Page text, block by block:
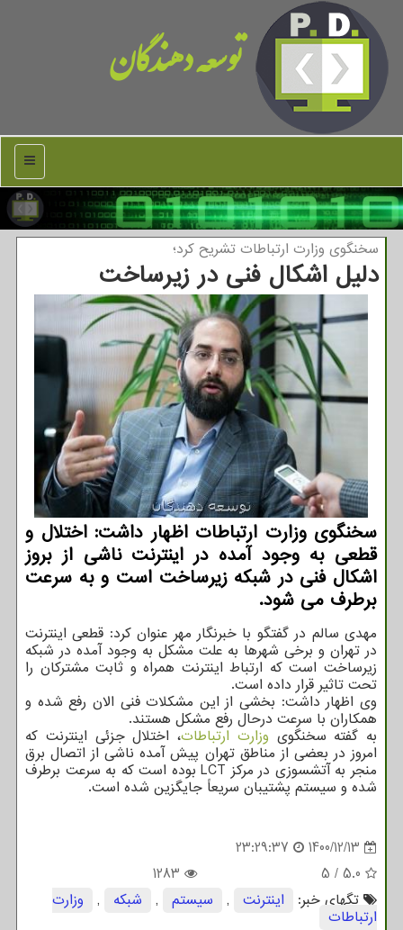
توسعه دهندگان
منو
سخنگوی وزارت ارتباطات تشریح كرد؛
دلیل اشکال فنی در زیرساخت
سخنگوی وزارت ارتباطات اظهار داشت: اختلال و
قطعی به وجود آمده در اینترنت ناشی از بروز
اشکال فنی در شبکه زیرساخت است و به سرعت
برطرف می شود.
مهدی سالم در گفتگو با خبرنگار مهر عنوان کرد: قطعی اینترنت
در تهران و برخی شهرها به علت مشکل به وجود آمده در شبکه
زیرساخت است که ارتباط اینترنت همراه و ثابت مشترکان را
تحت تاثیر قرار داده است.
وی اظهار داشت: بخشی از این مشکلات فنی الان رفع شده و
همکاران با سرعت درحال رفع مشکل هستند.
به گفته سخنگوی وزارت ارتباطات، اختلال جزئی اینترنت که
امروز در بعضی از مناطق تهران پیش آمده ناشی از اتصال برق
منجر به آتشسوزی در مرکز LCT بوده است که به سرعت برطرف
شده و سیستم پشتیبان سریعاً جایگزین شده است.
1400/12/13
23:29:37
5.0
/
5
1283
تگهای خبر:
اینترنت , سیستم , شبكه , وزارت
ارتباطات